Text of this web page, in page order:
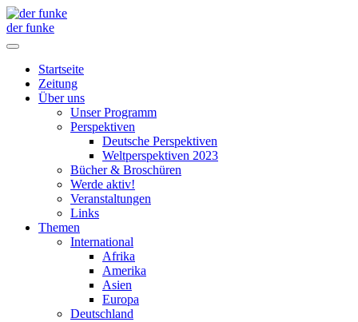
der funke
Startseite
Zeitung
Über uns
Unser Programm
Perspektiven
Deutsche Perspektiven
Weltperspektiven 2023
Bücher & Broschüren
Werde aktiv!
Veranstaltungen
Links
Themen
International
Afrika
Amerika
Asien
Europa
Deutschland